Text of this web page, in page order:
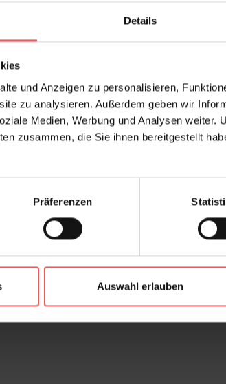
Details
und Anzeigen zu personalisieren,
zu analysieren. Außerdem geben wir
Medien, Werbung und Analysen weiter.
zusammen, die Sie ihnen bereitgestellt
Präferenzen
Auswahl erlauben